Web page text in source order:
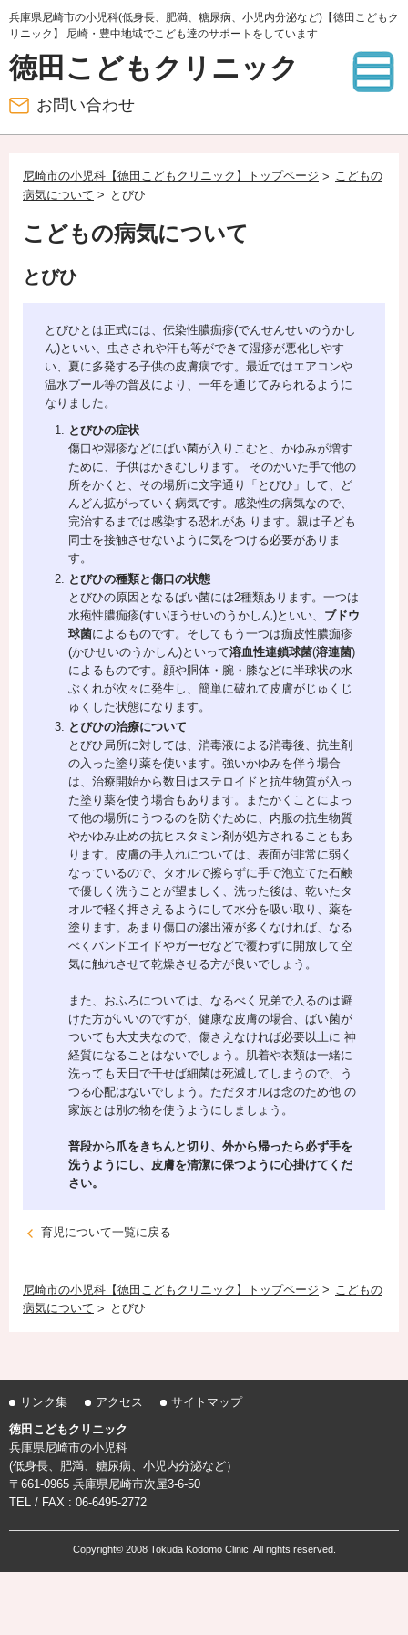
兵庫県尼崎市の小児科(低身長、肥満、糖尿病、小児内分泌など)【徳田こどもク
リニック】 尼崎・豊中地域でこども達のサポートをしています
徳田こどもクリニック
お問い合わせ
尼崎市の小児科【徳田こどもクリニック】トップページ
こどもの
病気について
とびひ
こどもの病気について
とびひ
とびひとは正式には、伝染性膿痂疹(でんせんせいのうかし
ん)といい、虫さされや汗も等ができて湿疹が悪化しやす
い、夏に多発する子供の皮膚病です。最近ではエアコンや
温水プール等の普及により、一年を通じてみられるように
なりました。
とびひの症状
傷口や湿疹などにばい菌が入りこむと、かゆみが増す
ために、子供はかきむしります。 そのかいた手で他の
所をかくと、その場所に文字通り「とびひ」して、ど
んどん拡がっていく病気です。感染性の病気なので、
完治するまでは感染する恐れがあ ります。親は子ども
同士を接触させないように気をつける必要がありま
す。
とびひの種類と傷口の状態
とびひの原因となるばい菌には2種類あります。一つは
水疱性膿痂疹(すいほうせいのうかしん)といい、 ブドウ
球菌によるものです。そしてもう一つは痂皮性膿痂疹
(かひせいのうかしん)といって溶血性連鎖球菌(溶連菌)
によるものです。顔や胴体・腕・膝などに半球状の水
ぶくれが次々に発生し、簡単に破れて皮膚がじゅくじ
ゅくした状態になります。
とびひの治療について
とびひ局所に対しては、消毒液による消毒後、抗生剤
の入った塗り薬を使います。強いかゆみを伴う場合
は、治療開始から数日はステロイドと抗生物質が入っ
た塗り薬を使う場合もあります。またかくことによっ
て他の場所にうつるのを防ぐために、内服の抗生物質
やかゆみ止めの抗ヒスタミン剤が処方されることもあ
ります。皮膚の手入れについては、表面が非常に弱く
なっているので、タオルで擦らずに手で泡立てた石鹸
で優しく洗うことが望ましく、洗った後は、乾いたタ
オルで軽く押さえるようにして水分を吸い取り、薬を
塗ります。あまり傷口の滲出液が多くなければ、なる
べくバンドエイドやガーゼなどで覆わずに開放して空
気に触れさせて乾燥させる方が良いでしょう。
また、おふろについては、なるべく兄弟で入るのは避
けた方がいいのですが、健康な皮膚の場合、ばい菌が
ついても大丈夫なので、傷さえなければ必要以上に 神
経質になることはないでしょう。肌着や衣類は一緒に
洗っても天日で干せば細菌は死滅してしまうので、う
つる心配はないでしょう。ただタオルは念のため他 の
家族とは別の物を使うようにしましょう。
普段から爪をきちんと切り、外から帰ったら必ず手を
洗うようにし、皮膚を清潔に保つように心掛けてくだ
さい。
育児について一覧に戻る
尼崎市の小児科【徳田こどもクリニック】トップページ
こどもの
病気について
とびひ
リンク集 アクセス
サイトマップ
徳田こどもクリニック
兵庫県尼崎市の小児科
(低身長、肥満、糖尿病、小児内分泌など）
〒661-0965 兵庫県尼崎市次屋3-6-50
TEL / FAX : 06-6495-2772
Copyright© 2008 Tokuda Kodomo Clinic. All rights reserved.